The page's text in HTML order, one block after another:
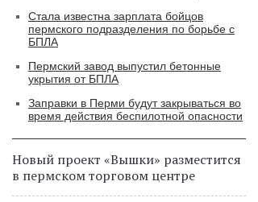
Стала известна зарплата бойцов
пермского подразделения по борьбе с
БПЛА
Пермский завод выпустил бетонные
укрытия от БПЛА
Заправки в Перми будут закрываться во
время действия беспилотной опасности
Новый проект «Вышки» разместится
в пермском торговом центре